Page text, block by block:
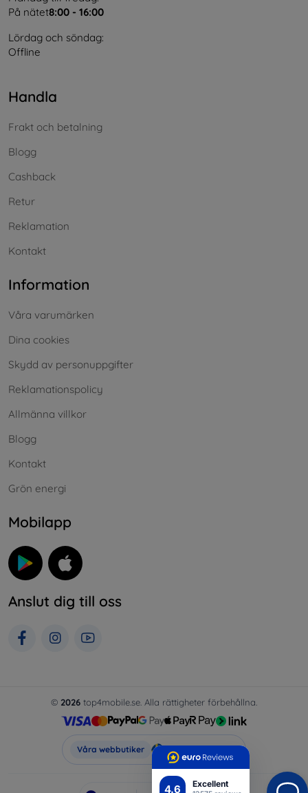
4.6 Excellent
På nätet8:00 - 16:00
Lördag och söndag:
Offline
Handla
Frakt och betalning
Blogg
Cashback
Retur
Reklamation
Kontakt
Information
Våra varumärken
Dina cookies
Skydd av personuppgifter
Reklamationspolicy
Allmänna villkor
Blogg
Kontakt
Grön energi
Mobilapp
Anslut dig till oss
© 2026 top4mobile.se. Alla rättigheter förbehållna.
Våra webbutiker Top4Mobile.se